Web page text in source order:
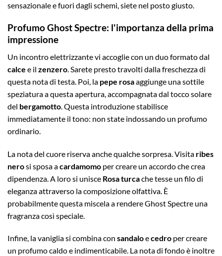
sensazionale e fuori dagli schemi, siete nel posto giusto.
Profumo Ghost Spectre: l'importanza della prima
impressione
Un incontro elettrizzante vi accoglie con un duo formato dal
calce e il zenzero . Sarete presto travolti dalla freschezza di
questa nota di testa. Poi, la pepe rosaaggiunge una sottile
speziatura a questa apertura, accompagnata dal tocco solare
del bergamotto . Questa introduzione stabilisce
immediatamente il tono: non state indossando un profumo
ordinario.
La nota del cuore riserva anche qualche sorpresa. Visita ribes
nerosi sposa acardamomo per creare un accordo che crea
dipendenza. A loro si unisce Rosa turcache tesse un filo di
eleganza attraverso la composizione olfattiva. È
probabilmente questa miscela a rendere Ghost Spectre una
fragranza così speciale.
Infine, la vaniglia si combina con sandaloecedro per creare
un profumo caldo e indimenticabile. La nota di fondo è inoltre